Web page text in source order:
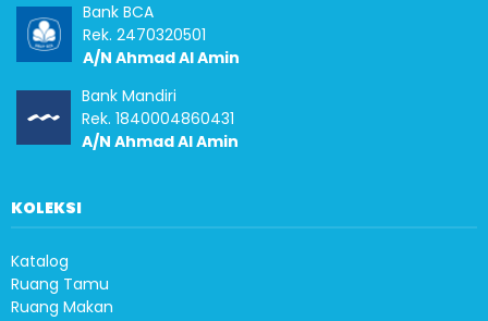
Bank BCA
Rek. 2470320501
A/N Ahmad Al Amin
Bank Mandiri
Rek. 1840004860431
A/N Ahmad Al Amin
KOLEKSI
Katalog
Ruang Tamu
Ruang Makan